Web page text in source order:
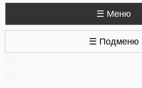
☰ Меню
☰ Подменю